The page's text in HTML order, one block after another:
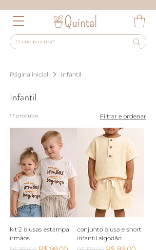
Página inicial Infantil
Infantil
17 produtos Filtrar e ordenar
kit 2 blusas estampa
irmãos
conjunto blusa e short
infantil algodão